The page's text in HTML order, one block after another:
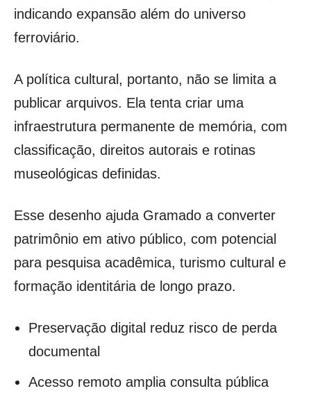
indicando expansão além do universo
ferroviário.
A política cultural, portanto, não se limita a
publicar arquivos. Ela tenta criar uma
infraestrutura permanente de memória, com
classificação, direitos autorais e rotinas
museológicas definidas.
Esse desenho ajuda Gramado a converter
patrimônio em ativo público, com potencial
para pesquisa acadêmica, turismo cultural e
formação identitária de longo prazo.
Preservação digital reduz risco de perda
documental
Acesso remoto amplia consulta pública